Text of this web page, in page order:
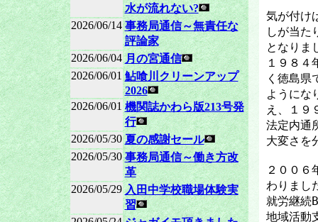
水が流れない?
2026/06/14 事務局通信～無責任な
評論家
2026/06/04 月の宮通信
2026/06/01 鮎喰川クリーンアップ
2026
2026/06/01 機関誌かわら版213号発
行
2026/05/30 夏の感謝セール
2026/05/30 事務局通信～働き方改
革
2026/05/29 入田中学校職場体験実
習
気が付け
しが当た
となりま
１９８４
く徳島県
ようにな
え、１９
法定内通
大変さを
２００６
わりまし
就労継続
地域活動